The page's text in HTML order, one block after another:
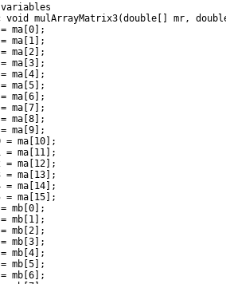
void mulArrayMatrix3(double[] mr,
ma[0];
ma[1];
ma[2];
ma[3];
ma[4];
ma[5];
ma[6];
ma[7];
ma[8];
ma[9];
= ma[10];
= ma[11];
= ma[12];
= ma[13];
= ma[14];
= ma[15];
mb[0];
mb[1];
mb[2];
mb[3];
mb[4];
mb[5];
mb[6];